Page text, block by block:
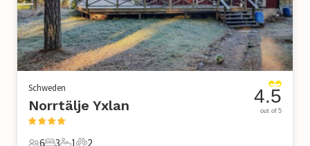
Schweden
Norrtälje Yxlan
6 3 1 2
4.5
out of 5